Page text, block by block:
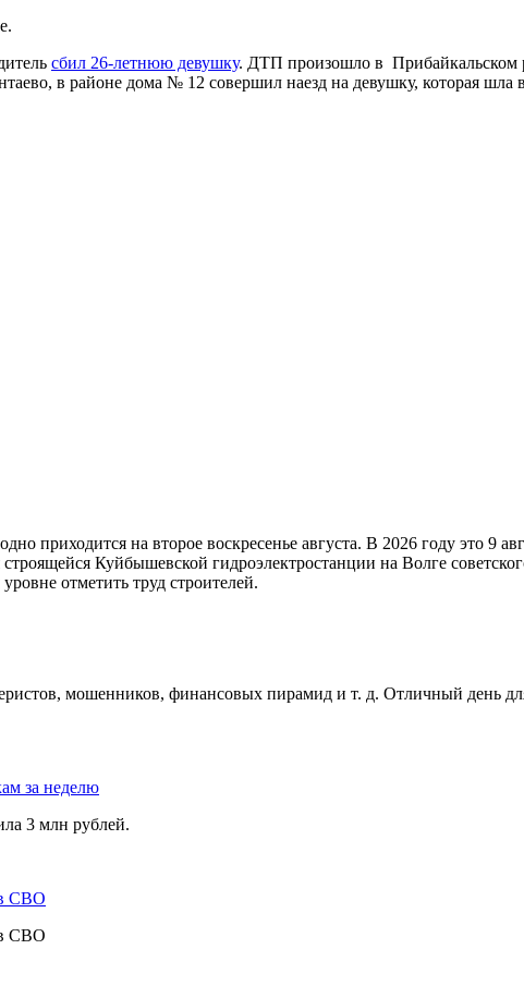
сбил 26-летнюю девушку. ДТП произошло в Прибайкальском
в районе дома № 12 совершил наезд на девушку, которая
приходится на второе воскресенье августа. В 2026 году это 9
Куйбышевской гидроэлектростанции на Волге
отметить труд строителей.
мошенников, финансовых пирамид и т. д. Отличный день
за неделю
3 млн рублей.
СВО
СВО